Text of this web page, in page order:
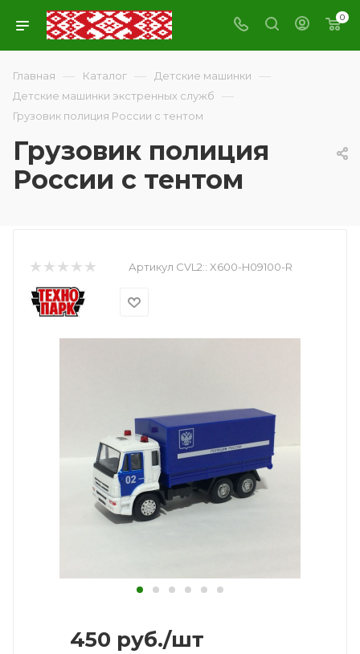
0
Главная — Каталог — Детские машинки —
Детские машинки экстренных служб —
Грузовик полиция России с тентом
Грузовик полиция
России с тентом
Артикул CVL2:: X600-H09100-R
450 руб./шт